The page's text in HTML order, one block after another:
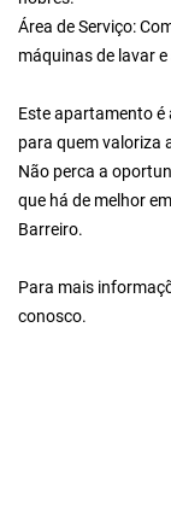
Área de Serviço:
máquinas de lavar
Este apartamento é
para quem valoriza
Não perca a
que há de melhor
Barreiro.
Para mais
conosco.